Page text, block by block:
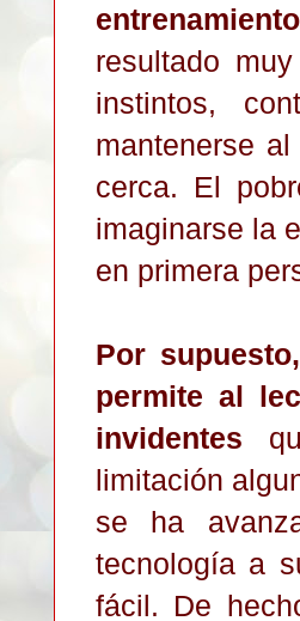
resultado
instintos,
mantenerse
cerca. El
imaginarse la
en primera
Por supuesto,
permite al
invidentes
limitación
se ha
tecnología a
fácil. De